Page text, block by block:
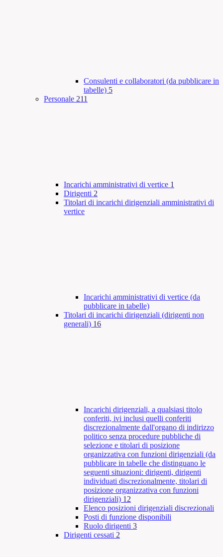
Consulenti e collaboratori (da pubblicare in
tabelle) 5
Personale 211
Incarichi amministrativi di vertice 1
Dirigenti 2
Titolari di incarichi dirigenziali amministrativi di
vertice
Incarichi amministrativi di vertice (da
pubblicare in tabelle)
Titolari di incarichi dirigenziali (dirigenti non
generali) 16
Incarichi dirigenziali, a qualsiasi titolo
conferiti, ivi inclusi quelli conferiti
discrezionalmente dall'organo di indirizzo
politico senza procedure pubbliche di
selezione e titolari di posizione
organizzativa con funzioni dirigenziali (da
pubblicare in tabelle che distinguano le
seguenti situazioni: dirigenti, dirigenti
individuati discrezionalmente, titolari di
posizione organizzativa con funzioni
dirigenziali) 12
Elenco posizioni dirigenziali discrezionali
Posti di funzione disponibili
Ruolo dirigenti 3
Dirigenti cessati 2